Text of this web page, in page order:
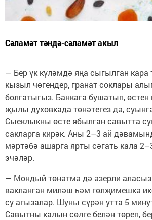
Сәламәт тәндә-сәламәт акыл
— Бер үк күләмдә яңа сыгылган кара
кызыл чөгендер, гранат соклары
болгатыгыз. Банкага бушатып, өстен
җылы духовкада төнәтегез дә,
Сыеклыкны өсте ябылган савытта
сакларга кирәк. Аны 2–3 ай
мәртәбә ашарга ярты сәгать кала
эчәләр.
— Мондый төнәтмә дә әзерли
вакланган миләш һәм гөлҗимешкә
су агызалар. Шуны сүрән утта 5
Савытны калын сөлге белән төреп,